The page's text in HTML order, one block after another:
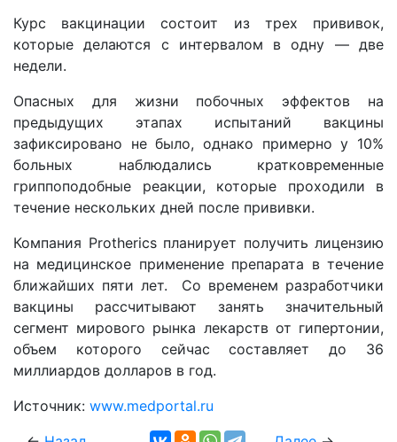
Курс вакцинации состоит из трех прививок,
которые делаются с интервалом в одну — две
недели.
Опасных для жизни побочных эффектов на
предыдущих этапах испытаний вакцины
зафиксировано не было, однако примерно у 10%
больных наблюдались кратковременные
гриппоподобные реакции, которые проходили в
течение нескольких дней после прививки.
Компания Protherics планирует получить лицензию
на медицинское применение препарата в течение
ближайших пяти лет. Со временем разработчики
вакцины рассчитывают занять значительный
сегмент мирового рынка лекарств от гипертонии,
объем которого сейчас составляет до 36
миллиардов долларов в год.
Источник: www.medportal.ru